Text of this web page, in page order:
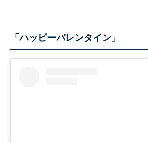
「ハッピーバレンタイン」